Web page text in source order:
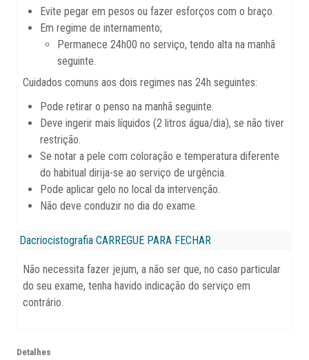
Evite pegar em pesos ou fazer esforços com o braço.
Em regime de internamento;
Permanece 24h00 no serviço, tendo alta na manhã
seguinte.
Cuidados comuns aos dois regimes nas 24h seguintes:
Pode retirar o penso na manhã seguinte.
Deve ingerir mais líquidos (2 litros água/dia), se não tiver
restrição.
Se notar a pele com coloração e temperatura diferente
do habitual dirija-se ao serviço de urgência.
Pode aplicar gelo no local da intervenção.
Não deve conduzir no dia do exame.
Dacriocistografia CARREGUE PARA FECHAR
Não necessita fazer jejum, a não ser que, no caso particular
do seu exame, tenha havido indicação do serviço em
contrário.
Detalhes